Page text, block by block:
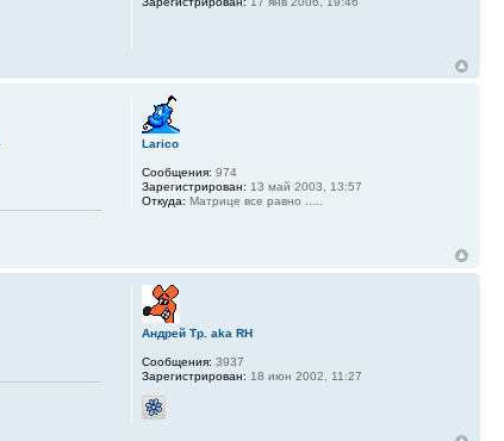
Larico
Сообщения: 974
Зарегистрирован: 13 май 2003, 13:57
Откуда: Матрице все равно .....
Андрей Тр. aka RH
Сообщения: 3937
Зарегистрирован: 18 июн 2002, 11:27